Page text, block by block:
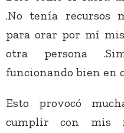
.No tenía recursos
para orar por mí
otra persona
funcionando bien en
Esto provocó
cumplir con mis